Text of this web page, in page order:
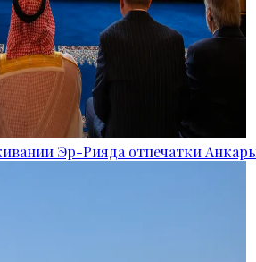
Эр-Рияда отпечатки